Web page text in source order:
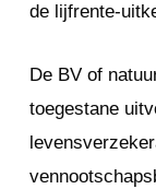
de lijfrente-
De BV of
toegestane